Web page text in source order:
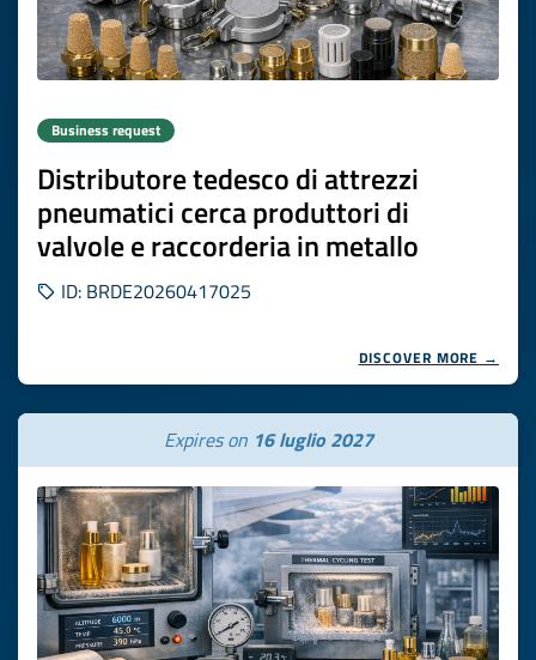
Business request
Distributore tedesco di attrezzi
pneumatici cerca produttori di
valvole e raccorderia in metallo
ID: BRDE20260417025
DISCOVER MORE →
Expires on 16 luglio 2027